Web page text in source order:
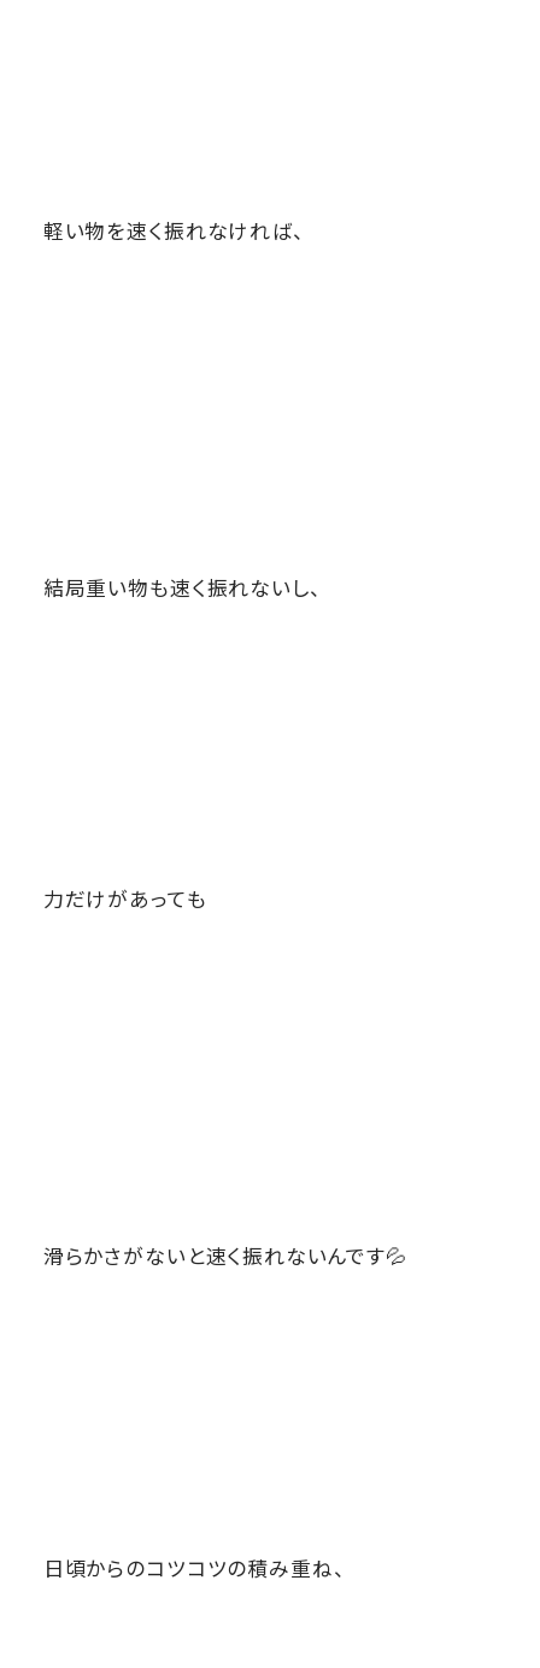
軽い物を速く振れなければ、
結局重い物も速く振れないし、
力だけがあっても
滑らかさがないと速く振れないんです💦
日頃からのコツコツの積み重ね、